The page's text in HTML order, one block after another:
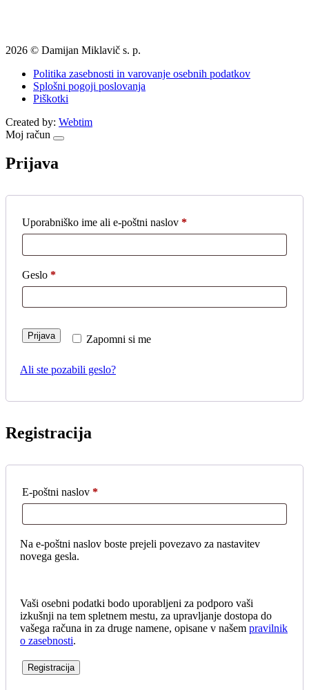
2026 © Damijan Miklavič s. p.
Politika zasebnosti in varovanje osebnih podatkov
Splošni pogoji poslovanja
Piškotki
Created by: Webtim
Moj račun
Prijava
Uporabniško ime ali e-poštni naslov *
Geslo *
Zapomni si me
Prijava
Ali ste pozabili geslo?
Registracija
E-poštni naslov *
Na e-poštni naslov boste prejeli povezavo za nastavitev
novega gesla.
Vaši osebni podatki bodo uporabljeni za podporo vaši
izkušnji na tem spletnem mestu, za upravljanje dostopa do
vašega računa in za druge namene, opisane v našem pravilnik
o zasebnosti.
Registracija